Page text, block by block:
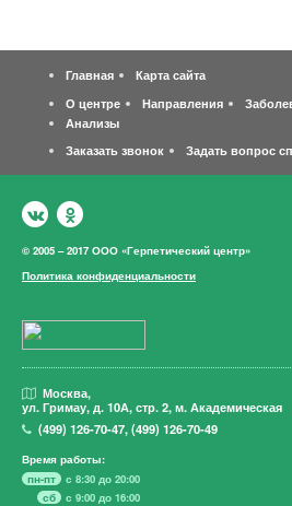
Главная
Карта сайта
О центре
Направления
Анализы
Заказать звонок
Задать вопрос
© 2005 – 2017 ООО «Герпетический центр»
Политика конфиденциальности
Москва,
ул. Гримау,д. 10А, стр. 2, м. Академическая
(499)126-70-47,(499)126-70-49
Время работы:
пн-пт
с 8:30 до 20:00
сб
с 9:00 до 16:00